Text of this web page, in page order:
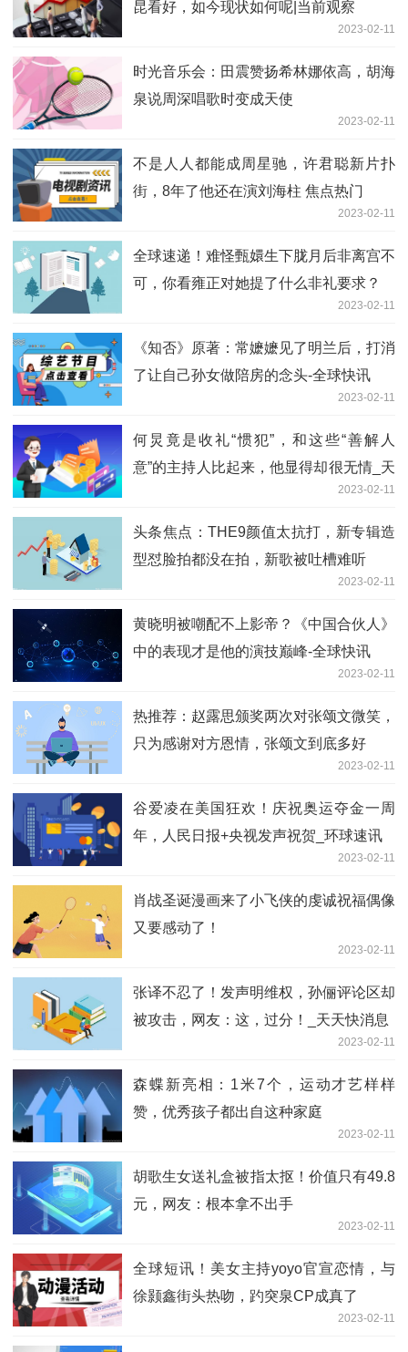
昆看好，如今现状如何呢|当前观察
2023-02-11
时光音乐会：田震赞扬希林娜依高，胡海
泉说周深唱歌时变成天使
2023-02-11
不是人人都能成周星驰，许君聪新片扑
街，8年了他还在演刘海柱 焦点热门
2023-02-11
全球速递！难怪甄嬛生下胧月后非离宫不
可，你看雍正对她提了什么非礼要求？
2023-02-11
《知否》原著：常嬷嬷见了明兰后，打消
了让自己孙女做陪房的念头-全球快讯
2023-02-11
何炅竟是收礼“惯犯”，和这些“善解人
意”的主持人比起来，他显得却很无情_天
2023-02-11
头条焦点：THE9颜值太抗打，新专辑造
型怼脸拍都没在拍，新歌被吐槽难听
2023-02-11
黄晓明被嘲配不上影帝？《中国合伙人》
中的表现才是他的演技巅峰-全球快讯
2023-02-11
热推荐：赵露思颁奖两次对张颂文微笑，
只为感谢对方恩情，张颂文到底多好
2023-02-11
谷爱凌在美国狂欢！庆祝奥运夺金一周
年，人民日报+央视发声祝贺_环球速讯
2023-02-11
肖战圣诞漫画来了小飞侠的虔诚祝福偶像
又要感动了！
2023-02-11
张译不忍了！发声明维权，孙俪评论区却
被攻击，网友：这，过分！_天天快消息
2023-02-11
森蝶新亮相：1米7个，运动才艺样样
赞，优秀孩子都出自这种家庭
2023-02-11
胡歌生女送礼盒被指太抠！价值只有49.8
元，网友：根本拿不出手
2023-02-11
全球短讯！美女主持yoyo官宣恋情，与
徐颢鑫街头热吻，趵突泉CP成真了
2023-02-11